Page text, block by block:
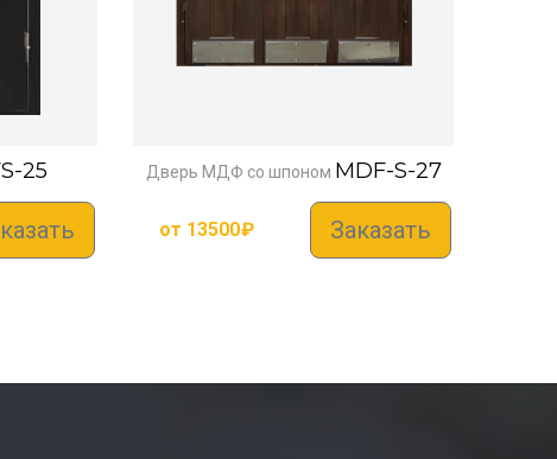
25 Дверь МДФ со шпоном MDF-S-27
от 13500₽ Заказать